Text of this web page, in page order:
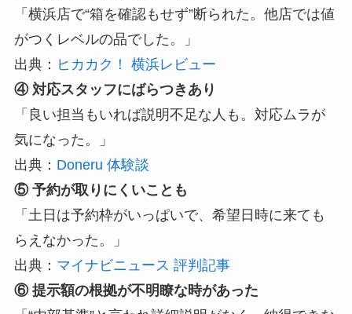
「横浜店で“箱を確認もせず”断られた。他店では値
がつくレベルの品でした。」
出典： ヒカカク！ 横浜レビュー
④ 対応スタッフにばらつきあり
「良い担当もいれば説明不足な人も。対応ムラが
気になった。」
出典： Doneru 体験談
⑤ 予約が取りにくいことも
「土日は予約枠がいっぱいで、希望日時に来ても
らえなかった。」
出典： マイナビニュース 評判記事
⑥ 提示額の根拠が不明瞭な時があった